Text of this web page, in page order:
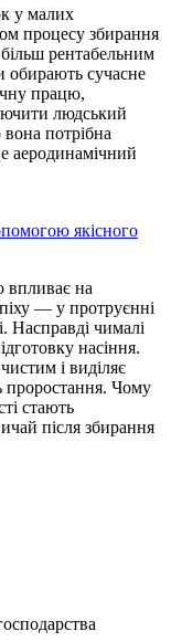
у малих
процесу збирання
рентабельним
обирають сучасне
працю,
людський
потрібна
аеродинамічний
якісного
впливає на
— у протруєнні
Насправді чималі
насіння.
і виділяє
проростання. Чому
стають
після збирання